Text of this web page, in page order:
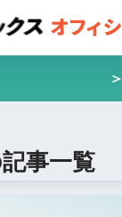
記事一覧